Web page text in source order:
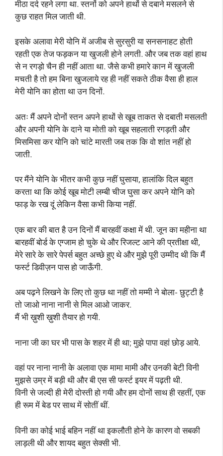
मीठा दर्द रहने लगा था. स्तनों को अपने हाथों से दबाने मसलने से
कुछ राहत मिल जाती थी.
इसके अलावा मेरी योनि में अजीब से सुरसुरी या सनसनाहट होती
रहती एक तेज फड़कन या खुजली होने लगती. और जब तक वहां हाथ
से न रगड़ो चैन ही नहीं आता था. जैसे कभी हमारे कान में खुजली
मचती है तो हम बिना खुजलाये रह ही नहीं सकते ठीक वैसा ही हाल
मेरी योनि का होता था उन दिनों.
अतः मैं अपने दोनों स्तन अपने हाथों से खूब ताकत से दबाती मसलती
और अपनी योनि के दाने या मोती को खूब सहलाती रगड़ती और
मिसमिसा कर योनि को चांटे मारती जब तक कि वो शांत नहीं हो
जाती.
पर मैंने योनि के भीतर कभी कुछ नहीं घुसाया, हालांकि दिल बहुत
करता था कि कोई खूब मोटी लम्बी चीज घुसा कर अपने योनि को
फाड़ के रख दूं लेकिन वैसा कभी किया नहीं.
एक बार की बात है उन दिनों मैं बारहवीं कक्षा में थी. जून का महीना था
बारहवीं बोर्ड के एग्जाम हो चुके थे और रिजल्ट आने की प्रतीक्षा थी,
मेरे सारे के सारे पेपर्स बहुत अच्छे हुए थे और मुझे पूरी उम्मीद थी कि मैं
फर्स्ट डिवीज़न पास हो जाऊँगी.
अब पढ़ने लिखने के लिए तो कुछ था नहीं तो मम्मी ने बोला- छुट्टी है
तो जाओ नाना नानी से मिल आओ जाकर.
मैं भी ख़ुशी ख़ुशी तैयार हो गयी.
नाना जी का घर भी पास के शहर में ही था; मुझे पापा वहां छोड़ आये.
वहां पर नाना नानी के अलावा एक मामा मामी और उनकी बेटी विनी
मुझसे उम्र में बड़ी थी और बी एस सी फर्स्ट इयर में पढ़ती थी.
विनी से जल्दी ही मेरी दोस्ती हो गयी और हम दोनों साथ ही रहतीं, एक
ही रूम में बेड पर साथ में सोतीं थीं.
विनी का कोई भाई बहिन नहीं था इकलौती होने के कारण वो सबकी
लाड़ली थी और शायद बहुत सेक्सी भी.